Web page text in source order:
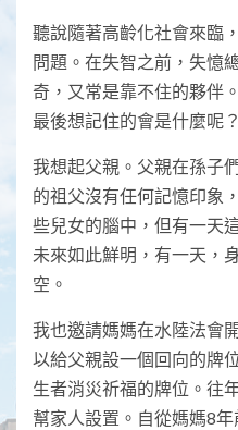
聽說隨著高齡化社會來臨
問題。在失智之前，失憶
奇，又常是靠不住的夥伴
最後想記住的會是什麼呢？
我想起父親。父親在孫子
的祖父沒有任何記憶印象
些兒女的腦中，但有一天
未來如此鮮明，有一天，
空。
我也邀請媽媽在水陸法會
以給父親設一個回向的牌
生者消災祈福的牌位。往
幫家人設置。自從媽媽8